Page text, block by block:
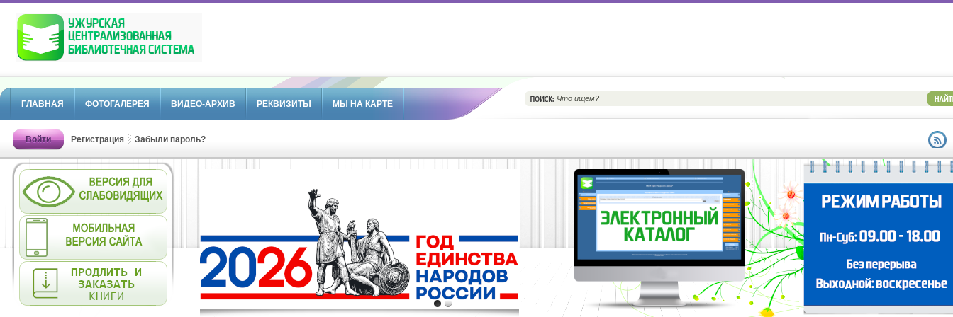
ГЛАВНАЯ ФОТОГАЛЕРЕЯ ВИДЕО-АРХИВ РЕКВИЗИТЫ МЫ НА КАРТЕ
Войти Регистрация Забыли пароль?